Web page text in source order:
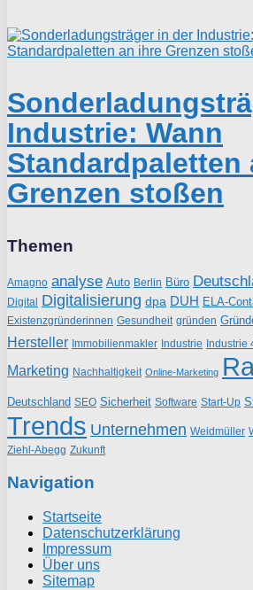
Industrie: Wann
Standardpaletten
Grenzen stoßen
Themen
Amagno analyse Auto Berlin Büro
Digital Digitalisierung dpa DUH ELA-
Existenzgründerinnen Gesundheit gründen
Hersteller Immobilienmakler Industrie Industrie
Marketing Nachhaltigkeit Online-Marketing
Deutschland SEO Sicherheit Software Start-Up
Trends Unternehmen Weidmüller
Ziehl-Abegg Zukunft
Navigation
Startseite
Datenschutzerklärung
Impressum
Über uns
Sitemap